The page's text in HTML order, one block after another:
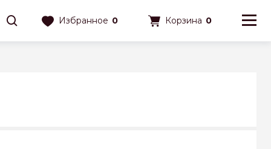
Избранное 0 Корзина 0